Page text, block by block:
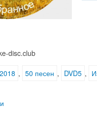
disc.club
2018 , 50 песен , DVD5 ,